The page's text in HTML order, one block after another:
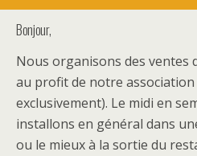
Bonjour,
Nous organisons des ventes
au profit de notre
exclusivement). Le midi en
installons en général dans
ou le mieux à la sortie du